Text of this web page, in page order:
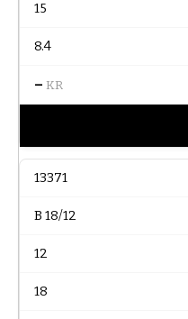
15
8.4
– KR
13371
B 18/12
12
18